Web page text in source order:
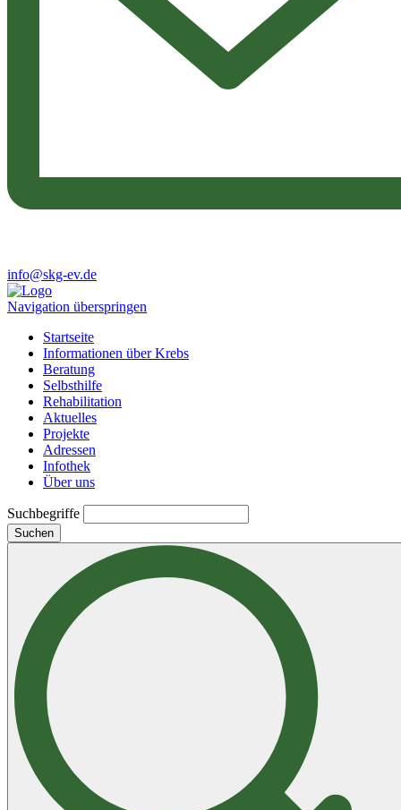
info@skg-ev.de
Navigation überspringen
Startseite
Informationen über Krebs
Beratung
Selbsthilfe
Rehabilitation
Aktuelles
Projekte
Adressen
Infothek
Über uns
Suchbegriffe
Suchen